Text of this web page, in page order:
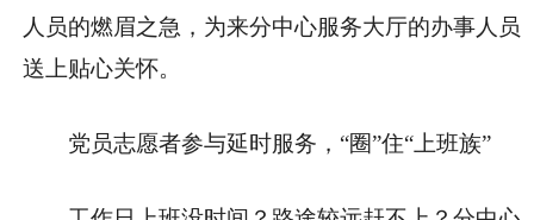
人员的燃眉之急，为来分中心服务大厅的办事人员
送上贴心关怀。
党员志愿者参与延时服务，“圈”住“上班族”